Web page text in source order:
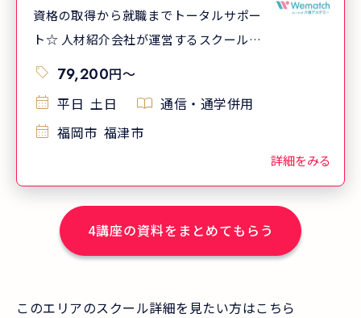
資格の取得から就職までトータルサポー
ト☆ 人材紹介会社が運営するスクールだ
からこそ提供できる、幅広い求人情報や
就職アドバイスで、資格取得から就職ま
で全力で皆さまをサポートいたします！
79,200円〜
平日 土日
通信・通学併用
福岡市 福津市
詳細をみる
4講座の資料をまとめてもらう
このエリアのスクール詳細を見たい方はこちら